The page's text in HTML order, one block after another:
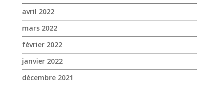
avril 2022
mars 2022
février 2022
janvier 2022
décembre 2021